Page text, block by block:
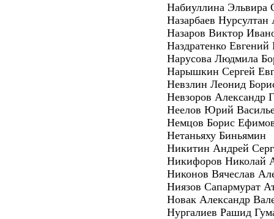
Набиуллина Эльвира
Назарбаев
Назаров Виктор
Наздратенко
Нарусова Людмила
Нарышкин Сергей
Невзлин Леонид
Невзоров Александр
Неелов Юрий
Немцов Борис
Нетаньяху Биньямин
Никитин Андрей
Никифоров Николай
Никонов Вячеслав
Ниязов Сапармурат
Новак Александр
Нургалиев Рашид